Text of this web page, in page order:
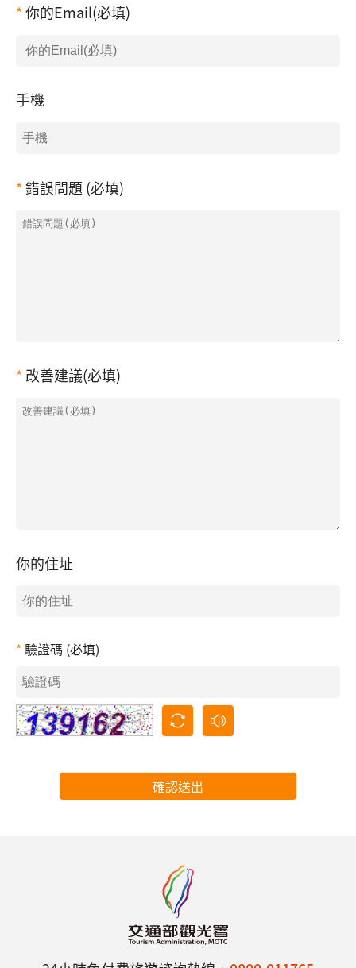
你的Email(必填)
手機
錯誤問題 (必填)
改善建議(必填)
你的住址
驗證碼 (必填)
確認送出